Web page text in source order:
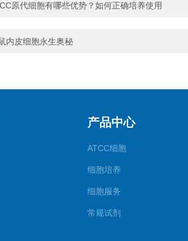
原代细胞有哪些优势？如何正确培养使用
内皮细胞永生奥秘
产品中心
ATCC细胞
细胞培养
细胞服务
常规试剂